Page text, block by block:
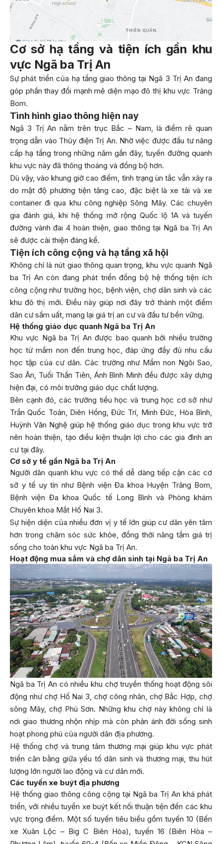
Cơ sở hạ tầng và tiện ích gần khu
vực Ngã ba Trị An
Sự phát triển của hạ tầng giao thông tại Ngã 3 Trị An đang
góp phần thay đổi mạnh mẽ diện mạo đô thị khu vực Trảng
Bom.
Tình hình giao thông hiện nay
Ngã 3 Trị An nằm trên trục Bắc – Nam, là điểm rẽ quan
trọng dẫn vào Thủy điện Trị An. Nhờ việc được đầu tư nâng
cấp hạ tầng trong những năm gần đây, tuyến đường quanh
khu vực này đã thông thoáng và đồng bộ hơn.
Dù vậy, vào khung giờ cao điểm, tình trạng ùn tắc vẫn xảy ra
do mật độ phương tiện tăng cao, đặc biệt là xe tải và xe
container đi qua khu công nghiệp Sông Mây. Các chuyên
gia đánh giá, khi hệ thống mở rộng Quốc lộ 1A và tuyến
đường vành đai 4 hoàn thiện, giao thông tại Ngã ba Trị An
sẽ được cải thiện đáng kể.
Tiện ích công cộng và hạ tầng xã hội
Không chỉ là nút giao thông quan trọng, khu vực quanh Ngã
ba Trị An còn đang phát triển đồng bộ hệ thống tiện ích
công cộng như trường học, bệnh viện, chợ dân sinh và các
khu đô thị mới. Điều này giúp nơi đây trở thành một điểm
dân cư sầm uất, mang lại giá trị an cư và đầu tư bền vững.
Hệ thống giáo dục quanh Ngã ba Trị An
Khu vực Ngã ba Trị An được bao quanh bởi nhiều trường
học từ mầm non đến trung học, đáp ứng đầy đủ nhu cầu
học tập của cư dân. Các trường như Mầm non Ngôi Sao,
Sao Ân, Tuổi Thần Tiên, Ánh Bình Minh đều được xây dựng
hiện đại, có môi trường giáo dục chất lượng.
Bên cạnh đó, các trường tiểu học và trung học cơ sở như
Trần Quốc Toản, Diên Hồng, Đức Trí, Minh Đức, Hòa Bình,
Huỳnh Văn Nghệ giúp hệ thống giáo dục trong khu vực trở
nên hoàn thiện, tạo điều kiện thuận lợi cho các gia đình an
cư tại đây.
Cơ sở y tế gần Ngã ba Trị An
Người dân quanh khu vực có thể dễ dàng tiếp cận các cơ
sở y tế uy tín như Bệnh viện Đa khoa Huyện Trảng Bom,
Bệnh viện Đa khoa Quốc tế Long Bình và Phòng khám
Chuyên khoa Mắt Hố Nai 3.
Sự hiện diện của nhiều đơn vị y tế lớn giúp cư dân yên tâm
hơn trong chăm sóc sức khỏe, đồng thời nâng tầm giá trị
sống cho toàn khu vực Ngã ba Trị An.
Hoạt động mua sắm và chợ dân sinh tại Ngã ba Trị An
Ngã ba Trị An có nhiều khu chợ truyền thống hoạt động sôi
động như chợ Hố Nai 3, chợ công nhân, chợ Bắc Hợp, chợ
sông Mây, chợ Phú Sơn. Những khu chợ này không chỉ là
nơi giao thương nhộn nhịp mà còn phản ánh đời sống sinh
hoạt phong phú của người dân địa phương.
Hệ thống chợ và trung tâm thương mại giúp khu vực phát
triển cân bằng giữa yếu tố dân sinh và thương mại, thu hút
lượng lớn người lao động và cư dân mới.
Các tuyến xe buýt địa phương
Hệ thống giao thông công cộng tại Ngã ba Trị An khá phát
triển, với nhiều tuyến xe buýt kết nối thuận tiện đến các khu
vực trọng điểm. Một số tuyến tiêu biểu gồm tuyến 10 (Bến
xe Xuân Lộc – Big C Biên Hòa), tuyến 16 (Biên Hòa –